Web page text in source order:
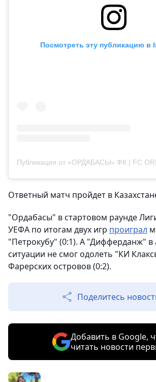
Посмотреть эту публикацию в
Ответный матч пройдет в
"Ордабасы" в стартовом раунде
УЕФА по итогам двух игр проиграл
"Петрокубу" (0:1). А "Дифферданж" в
ситуации не смог одолеть "КИ
Фарерских островов (0:2).
Поделитесь
Добавить в Google,
читать новости